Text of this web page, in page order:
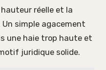
réelle et la
simple agacement
une haie trop haute et
juridique solide.